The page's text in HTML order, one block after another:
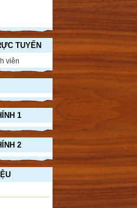
TUYẾN
viên
1
2